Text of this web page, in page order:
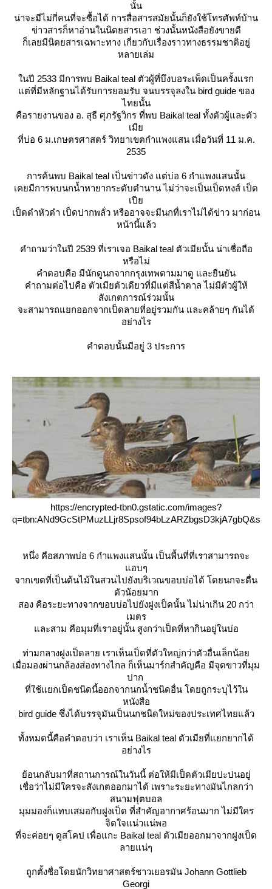
นั้น
น่าจะมีไม่กี่คนที่จะซื้อได้ การสื่อสารสมัยนั้นก็ยังใช้โทรศัพท์บ้าน
ข่าวสารก็หาอ่านในนิตยสารเอา ช่วงนั้นหนังสือยังขายดี
ก็เลยมีนิตยสารเฉพาะทาง เกี่ยวกับเรื่องราวทางธรรมชาติอยู่
หลายเล่ม
นปี 2533 มีการพบ Baikal teal ตัวผู้ที่บึงบอระเพ็ดเป็นครั้งแรก
ต่ที่มีหลักฐานได้รับการยอมรับ จนบรรจุลงใน bird guide ของ
ไทยนั้น
คือรายงานของ อ. สุธี ศุภรัฐวิกร ที่พบ Baikal teal ทั้งตัวผู้และตัว
เมี
ที่บ่อ 6 ม.เกษตรศาสตร์ วิทยาเขตกำแพงแสน เมื่อวันที่ 11 ม.ค.
2535
การค้นพบ Baikal teal เป็นข่าวดัง แต่บ่อ 6 กำแพงแสนนั้น
เคยมีการพบนกน้ำหายากระดับตำนาน ไม่ว่าจะเป็นเป็ดหงส์ เป็ด
เปี
เป็ดดำหัวดำ เป็ดปากพลั่ว หรืออาจจะมีนกทื่เราไม่ได้ข่าว มาก่อน
หน้านี้แล้ว
คำถามว่าในปี 2539 ที่เราเจอ Baikal teal ตัวเมียนั้น น่าเชื่อถือ
หรือไม่
คำตอบคือ มีนักดูนกจากกรุงเทพตามมาดู และยืนยัน
คำถามต่อไปคือ ตัวเมียตัวเดียวที่มีแต่สีน้ำตาล ไม่มีตัวผู้ให้
สังเกตการณ์ร่วมนั้น
จะสามารถแยกออกจากเป็ดลายที่อยู่รวมกัน และคล้ายๆ กันได้
อย่างไร
คำตอบนั้นมีอยู่ 3 ประการ
https://encrypted-tbn0.gstatic.com/images?
q=tbn:ANd9GcStPMuzLLjr8Spsof94bLzARZbgsD3kjA7gbQ&s
หนึ่ง คือสภาพบ่อ 6 กำแพงแสนนั้น เป็นพื้นที่ที่เราสามารถจะ
อบๆ
จากเขตที่เป็นต้นไม้ในสวนไปยังบริเวณขอบบ่อได้ โดยนกจะตื่น
ตัวน้อยมาก
สอง คือระยะทางจากขอบบ่อไปยังฝูงเป็ดนั้น ไม่น่าเกิน 20 กว่า
เมตร
ละสาม คือมุมที่เราอยู่นั้น สูงกว่าเป็ดที่หากินอยู่ในบ่อ
ท่ามกลางฝูงเป็ดลาย เราเห็นเป็ดที่ตัวใหญ่กว่าตัวอื่นเล็กน้อ
เมื่อมองผ่านกล้องส่องทางไกล ก็เห็นมาร์กสำคัญคือ มีจุดขาวที่มุม
ปาก
ที่ใช้แยกเป็ดชนิดนี้ออกจากนกน้ำชนิดอื่น โดถูกระบุไว้ใน
หนังสือ
bird guide ซึ่งได้บรรจุมันเป็นนกชนิดใหม่ของประเทศไทยแล้ว
ทั้งหมดนี้คือคำตอบว่า เราเห็น Baikal teal ตัวเมียที่แยกยากได้
อย่างไร
้อนกลับมาที่สถานการณ์ในวันนี้ ต่อให้มีเป็ดตัวเมียปะปนอยู่
เชื่อว่าไม่มีใครจะสังเกตออกมาได้ เพราะระยะทางมันไกลกว่า
สนามฟุตบอล
มุมมองก็แทบเสมอกับฝูงเป็ด ที่สำคัญอากาศร้อนมาก ไม่มีใคร
จิตใจแน่วแน่พอ
ที่จะค่อยๆ ดูสโคป เพื่อแกะ Baikal teal ตัวเมียออกมาจากฝูงเป็ด
ลายแน่ๆ
ถูกตั้งชื่อโดยนักวิทยาศาสตร์ชาวเยอรมัน Johann Gottlieb
Georgi